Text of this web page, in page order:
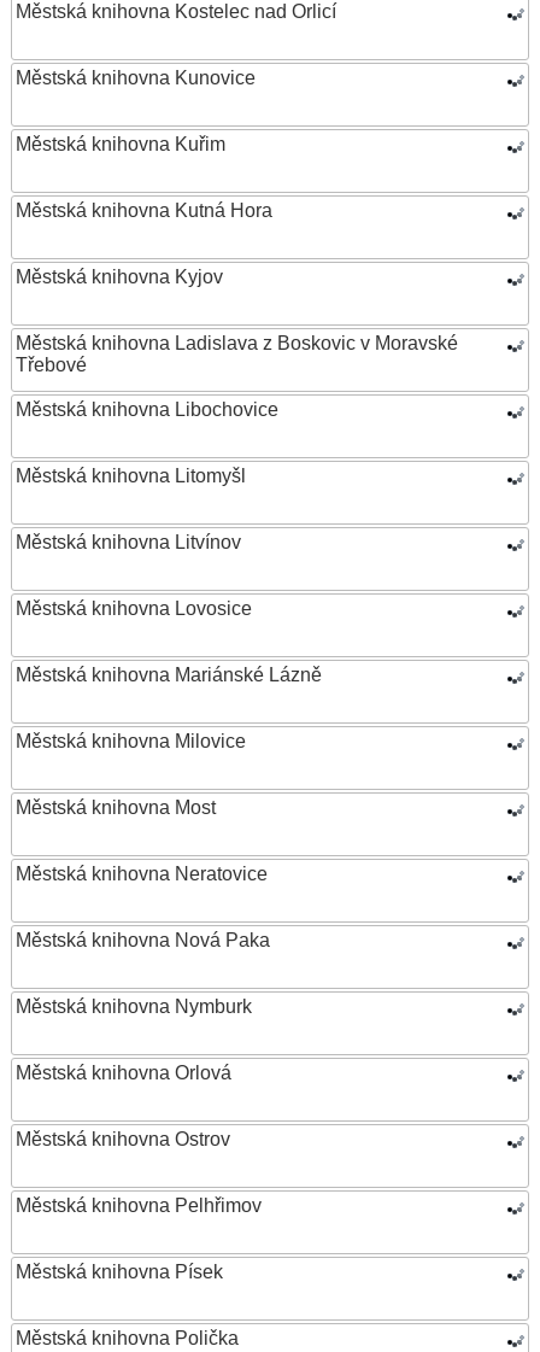
Městská knihovna Kostelec nad Orlicí
Městská knihovna Kunovice
Městská knihovna Kuřim
Městská knihovna Kutná Hora
Městská knihovna Kyjov
Městská knihovna Ladislava z Boskovic v Moravské
Třebové
Městská knihovna Libochovice
Městská knihovna Litomyšl
Městská knihovna Litvínov
Městská knihovna Lovosice
Městská knihovna Mariánské Lázně
Městská knihovna Milovice
Městská knihovna Most
Městská knihovna Neratovice
Městská knihovna Nová Paka
Městská knihovna Nymburk
Městská knihovna Orlová
Městská knihovna Ostrov
Městská knihovna Pelhřimov
Městská knihovna Písek
Městská knihovna Polička